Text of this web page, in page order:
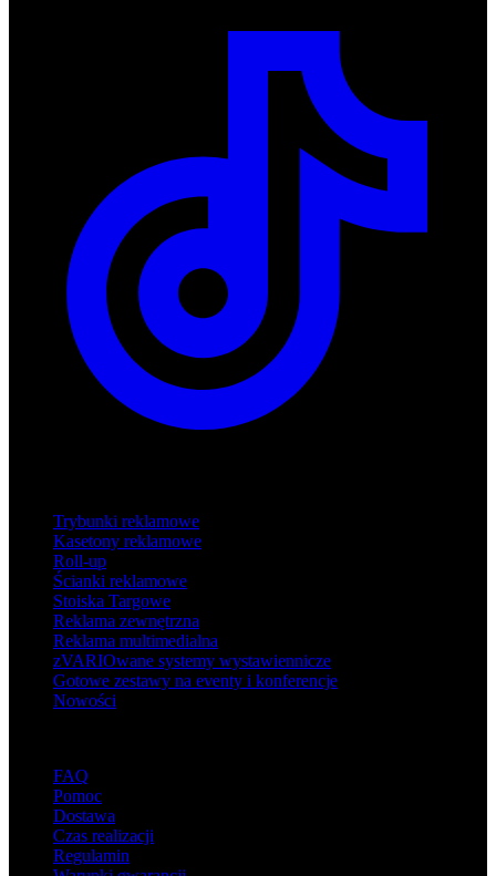
Trybunki reklamowe
Kasetony reklamowe
Roll-up
Ścianki reklamowe
Stoiska Targowe
Reklama zewnętrzna
Reklama multimedialna
zVARIOwane systemy wystawiennicze
Gotowe zestawy na eventy i konferencje
Nowości
FAQ
Pomoc
Dostawa
Czas realizacji
Regulamin